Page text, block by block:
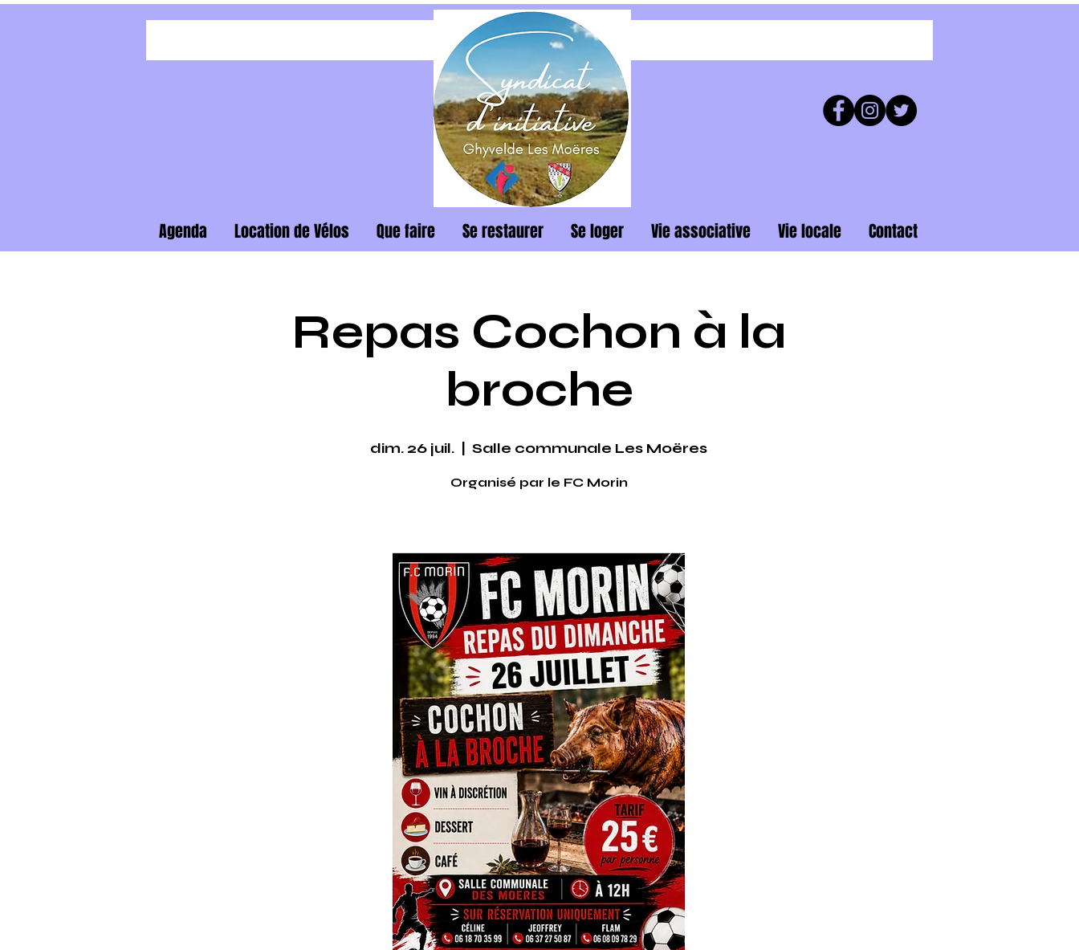
Agenda Location de Vélos Que faire Se restaurer Se loger Vie associative Vie locale Contact
Repas Cochon à la
broche
dim. 26 juil. Salle communale Les Moëres
Organisé par le FC Morin